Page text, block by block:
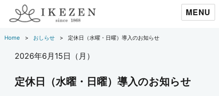
MENU
Home おしらせ 定休日（水曜・日曜）導入のお知らせ
2026年6月15日（月）
定休日（水曜・日曜）導入のお知らせ